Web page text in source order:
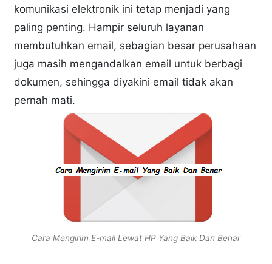
komunikasi elektronik ini tetap menjadi yang
paling penting. Hampir seluruh layanan
membutuhkan email, sebagian besar perusahaan
juga masih mengandalkan email untuk berbagi
dokumen, sehingga diyakini email tidak akan
pernah mati.
Cara Mengirim E-mail Lewat HP Yang Baik Dan Benar